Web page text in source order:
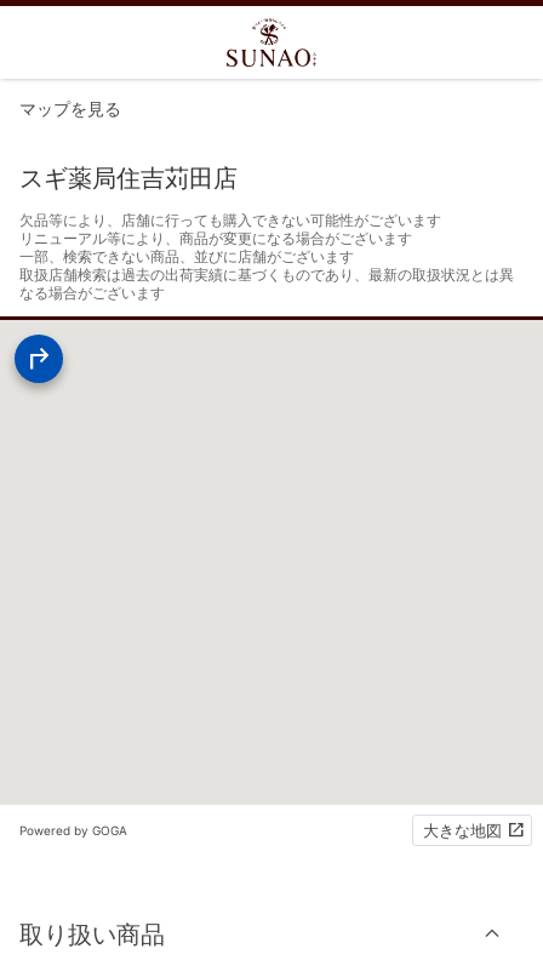
マップを見る
スギ薬局住吉苅田店
欠品等により、店舗に行っても購入できない可能性がございます
リニューアル等により、商品が変更になる場合がございます
一部、検索できない商品、並びに店舗がございます
取扱店舗検索は過去の出荷実績に基づくものであり、最新の取扱状況とは異
なる場合がございます
Powered by GOGA 大きな地図
取り扱い商品